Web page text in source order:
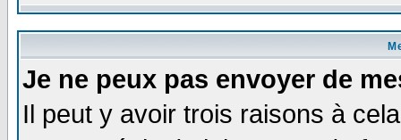
Je ne peux pas envoyer de
Il peut y avoir trois raisons à